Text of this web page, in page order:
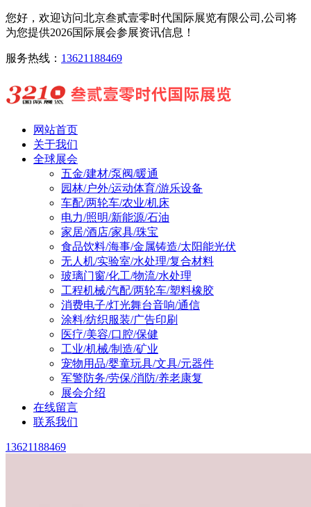
您好，欢迎访问北京叁贰壹零时代国际展览有限公司,公司将
为您提供2026国际展会参展资讯信息！
服务热线： 13621188469
网站首页
关于我们
全球展会
五金/建材/泵阀/暖通
园林/户外/运动体育/游乐设备
车配/两轮车/农业/机床
电力/照明/新能源/石油
家居/酒店/家具/珠宝
食品饮料/海事/金属铸造/太阳能光伏
无人机/实验室/水处理/复合材料
玻璃门窗/化工/物流/水处理
工程机械/汽配/两轮车/塑料橡胶
消费电子/灯光舞台音响/通信
涂料/纺织服装/广告印刷
医疗/美容/口腔/保健
工业/机械/制造/矿业
宠物用品/婴童玩具/文具/元器件
军警防务/劳保/消防/养老康复
展会介绍
在线留言
联系我们
13621188469